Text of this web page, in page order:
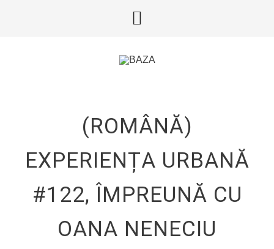
(ROMÂNĂ)
EXPERIENȚA URBANĂ
#122, ÎMPREUNĂ CU
OANA NENECIU